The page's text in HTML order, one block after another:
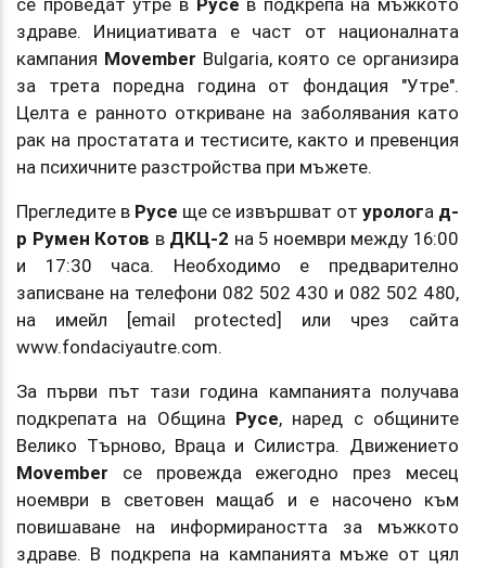
се проведат утре в Русе в подкрепа на мъжкото
здраве. Инициативата е част от националната
кампания Movember Bulgaria, която се организира
за трета поредна година от фондация "Утре".
Целта е ранното откриване на заболявания като
рак на простатата и тестисите, както и превенция
на психичните разстройства при мъжете.
Прегледите в Русе ще се извършват от уролога д-
р Румен Котов в ДКЦ-2 на 5 ноември между 16:00
и 17:30 часа. Необходимо е предварително
записване на телефони 082 502 430 и 082 502 480,
на имейл [email protected] или чрез сайта
www.fondaciyautre.com.
За първи път тази година кампанията получава
подкрепата на Община Русе, наред с общините
Велико Търново, Враца и Силистра. Движението
Movember се провежда ежегодно през месец
ноември в световен мащаб и е насочено към
повишаване на информираността за мъжкото
здраве. В подкрепа на кампанията мъже от цял